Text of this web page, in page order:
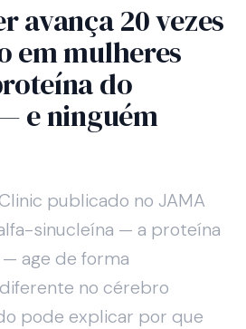
avança 20 vezes
em mulheres
do
e ninguém
publicado no JAMA
sinucleína — a proteína
age de forma
no cérebro
pode explicar por que